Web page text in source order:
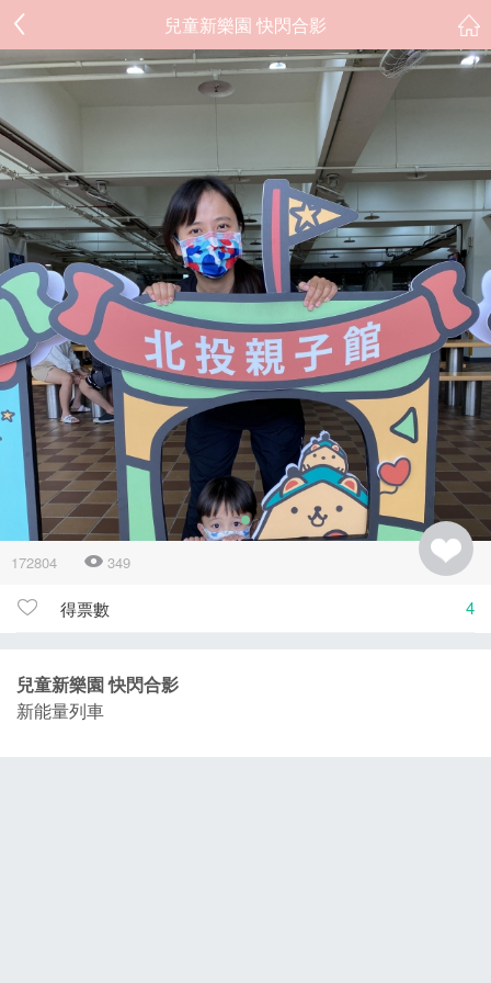
兒童新樂園 快閃合影
172804 349
得票數 4
兒童新樂園 快閃合影
新能量列車